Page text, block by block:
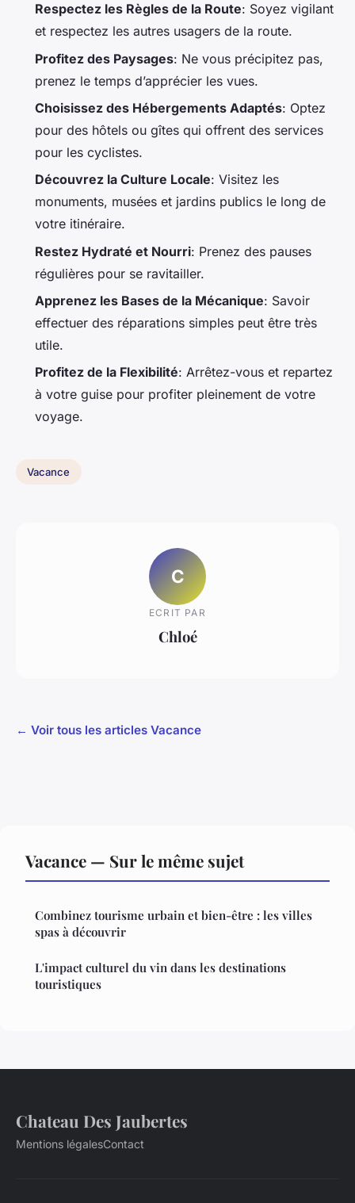
Respectez les Règles de la Route: Soyez vigilant
et respectez les autres usagers de la route.
Profitez des Paysages: Ne vous précipitez pas,
prenez le temps d’apprécier les vues.
Choisissez des Hébergements Adaptés: Optez
pour des hôtels ou gîtes qui offrent des services
pour les cyclistes.
Découvrez la Culture Locale: Visitez les
monuments, musées et jardins publics le long de
votre itinéraire.
Restez Hydraté et Nourri: Prenez des pauses
régulières pour se ravitailler.
Apprenez les Bases de la Mécanique: Savoir
effectuer des réparations simples peut être très
utile.
Profitez de la Flexibilité: Arrêtez-vous et repartez
à votre guise pour profiter pleinement de votre
voyage.
Vacance
C
ECRIT PAR
Chloé
← Voir tous les articles Vacance
Vacance — Sur le même sujet
Combinez tourisme urbain et bien-être : les villes
spas à découvrir
L'impact culturel du vin dans les destinations
touristiques
Chateau Des Jaubertes
Mentions légalesContact